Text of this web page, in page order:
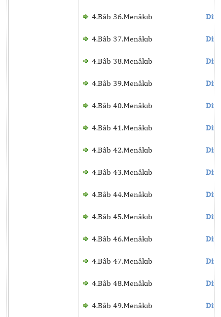
4.Bâb 36.Menâkıb
4.Bâb 37.Menâkıb
4.Bâb 38.Menâkıb
4.Bâb 39.Menâkıb
4.Bâb 40.Menâkıb
4.Bâb 41.Menâkıb
4.Bâb 42.Menâkıb
4.Bâb 43.Menâkıb
4.Bâb 44.Menâkıb
4.Bâb 45.Menâkıb
4.Bâb 46.Menâkıb
4.Bâb 47.Menâkıb
4.Bâb 48.Menâkıb
4.Bâb 49.Menâkıb